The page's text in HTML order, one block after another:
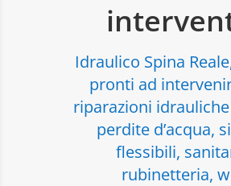
Idraulico Spina
pronti ad
riparazioni
perdite d’acqua,
flessibili,
rubinetteria,